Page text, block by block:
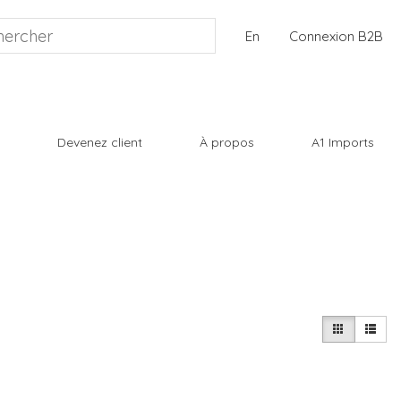
En Connexion B2B
Devenez client À propos A1 Imports